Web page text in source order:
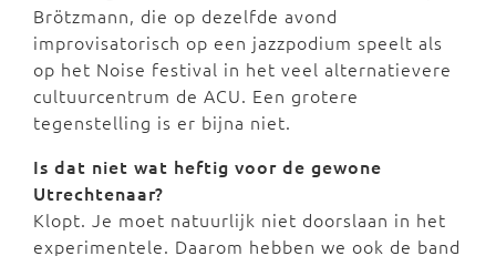
Brötzmann, die op dezelfde avond
improvisatorisch op een jazzpodium speelt als
op het Noise festival in het veel alternatievere
cultuurcentrum de ACU. Een grotere
tegenstelling is er bijna niet.
Is dat niet wat heftig voor de gewone
Utrechtenaar?
Klopt. Je moet natuurlijk niet doorslaan in het
experimentele. Daarom hebben we ook de band